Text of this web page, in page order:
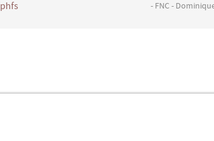
- FNC -